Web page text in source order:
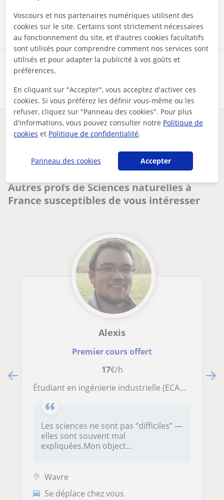
Partagez ce professeur
Contacter maintenant
Des problèmes avec ce profil ?
Vos cours particuliers
Sciences naturelles
un coup de pouce pour mieux apprendre soutien scolaire et a...
Autres profs de Sciences naturelles à
France susceptibles de vous intéresser
Alexis
Premier cours offert
17€/h
Étudiant en ingénierie industrielle (ECAM, 2BA) propose cours de sciences
Les sciences ne sont pas “difficiles” —
elles sont souvent mal
expliquées.Mon object...
Wavre
Se déplace chez vous
Voscours et nos partenaires numériques utilisent des
cookies sur le site. Certains sont strictement nécessaires
au fonctionnement du site, et d'autres cookies facultatifs
sont utilisés pour comprendre comment nos services sont
utilisés et pour adapter la publicité à vos goûts et
préférences.
En cliquant sur "Accepter", vous acceptez d'activer ces
cookies. Si vous préférez les définir vous-même ou les
refuser, cliquez sur "Panneau des cookies". Pour plus
d'informations, vous pouvez consulter notre Politique de
cookies et Politique de confidentialité.
Panneau des cookies Accepter